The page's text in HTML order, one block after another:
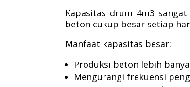
Kapasitas drum 4m3
beton cukup besar setiap
Manfaat kapasitas besar:
Produksi beton lebih
Mengurangi frekuensi